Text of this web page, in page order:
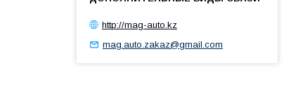
http://mag-auto.kz
mag.auto.zakaz@gmail.com